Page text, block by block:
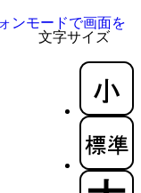
文字サイズ
ンモードで画面を